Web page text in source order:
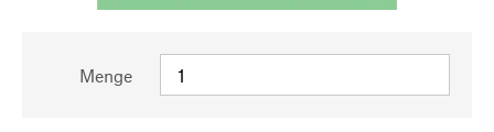
Menge